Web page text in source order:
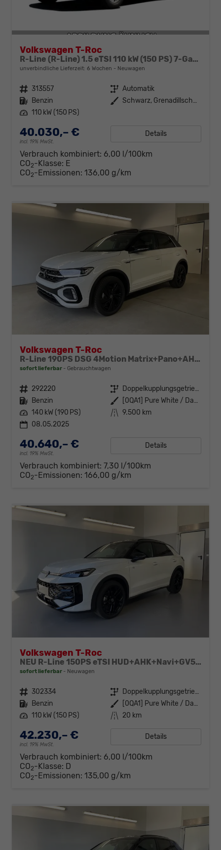
Volkswagen T-Roc
R-Line (R-Line) 1.5 eTSI 110 kW (150 PS) 7-Gang-DSG
unverbindliche Lieferzeit: 6 Wochen Neuwagen
Fahrzeugnr. 313557 Getriebe Automatik
Kraftstoff Benzin Außenfarbe
Schwarz, Grenadillschwarz Metallic (0E)
Leistung 110 kW (150 PS)
40.030,– €
incl. 19% MwSt.
Details
Verbrauch kombiniert: 6,00 l/100km
CO2-Klasse: E
CO2-Emissionen: 136,00 g/km
Volkswagen T-Roc
R-Line 190PS DSG 4Motion Matrix+Pano+AHK+Keyless+NaviPro+eHeck+GV5+Alu18
sofort lieferbar Gebrauchtwagen
Fahrzeugnr. 292220 Getriebe
Doppelkupplungsgetriebe (DSG)
Kraftstoff Benzin Außenfarbe
[0QA1] Pure White / Dach Schwarz
Leistung 140 kW (190 PS) Kilometerstand 9.500 km
08.05.2025
40.640,– €
incl. 19% MwSt.
Details
Verbrauch kombiniert: 7,30 l/100km
CO2-Emissionen: 166,00 g/km
Volkswagen T-Roc
NEU R-Line 150PS eTSI HUD+AHK+Navi+GV5+360°+IQ.Light+Parklenk+eHeck+BlackStyle
sofort lieferbar Neuwagen
Fahrzeugnr. 302334 Getriebe
Doppelkupplungsgetriebe (DSG)
Kraftstoff Benzin Außenfarbe
[0QA1] Pure White / Dach Schwarz
Leistung 110 kW (150 PS) Kilometerstand 20 km
42.230,– €
incl. 19% MwSt.
Details
Verbrauch kombiniert: 6,00 l/100km
CO2-Klasse: D
CO2-Emissionen: 135,00 g/km